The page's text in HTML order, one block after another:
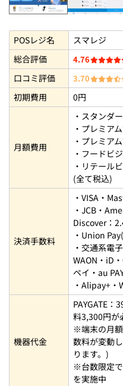
POSレジ名
スマレジ
総合評価
4.76
口コミ評価 3.70
初期費用 0円
月額費用
・スタンダ
・プレミア
・プレミア
・フードビ
・リテール
(全て税込)
決済手数料
・VISA・
・JCB・
Discover：
・Union
・交通系電
WAON・iD
ペイ・au
・Alipay+・
機器代金
PAYGATE
料3,300円が
※端末の月
数料が変動
ります。)
※台数限定
を実施中